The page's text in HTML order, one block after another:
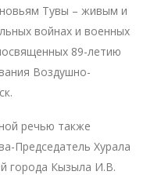
Тувы – живым и
войнах и военных
89-летию
Воздушно-
речью также
Председатель Хурала
города Кызыла И.В.